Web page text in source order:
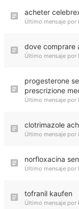
acheter
Último mensaje por
dove comprare
Último mensaje por
progesterone
prescrizione
Último mensaje por
clotrimazole
Último mensaje por
norfloxacina
Último mensaje por
tofranil kaufen
Último mensaje por